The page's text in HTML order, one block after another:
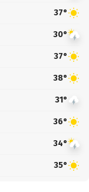
37°
30°
37°
38°
31°
36°
34°
35°